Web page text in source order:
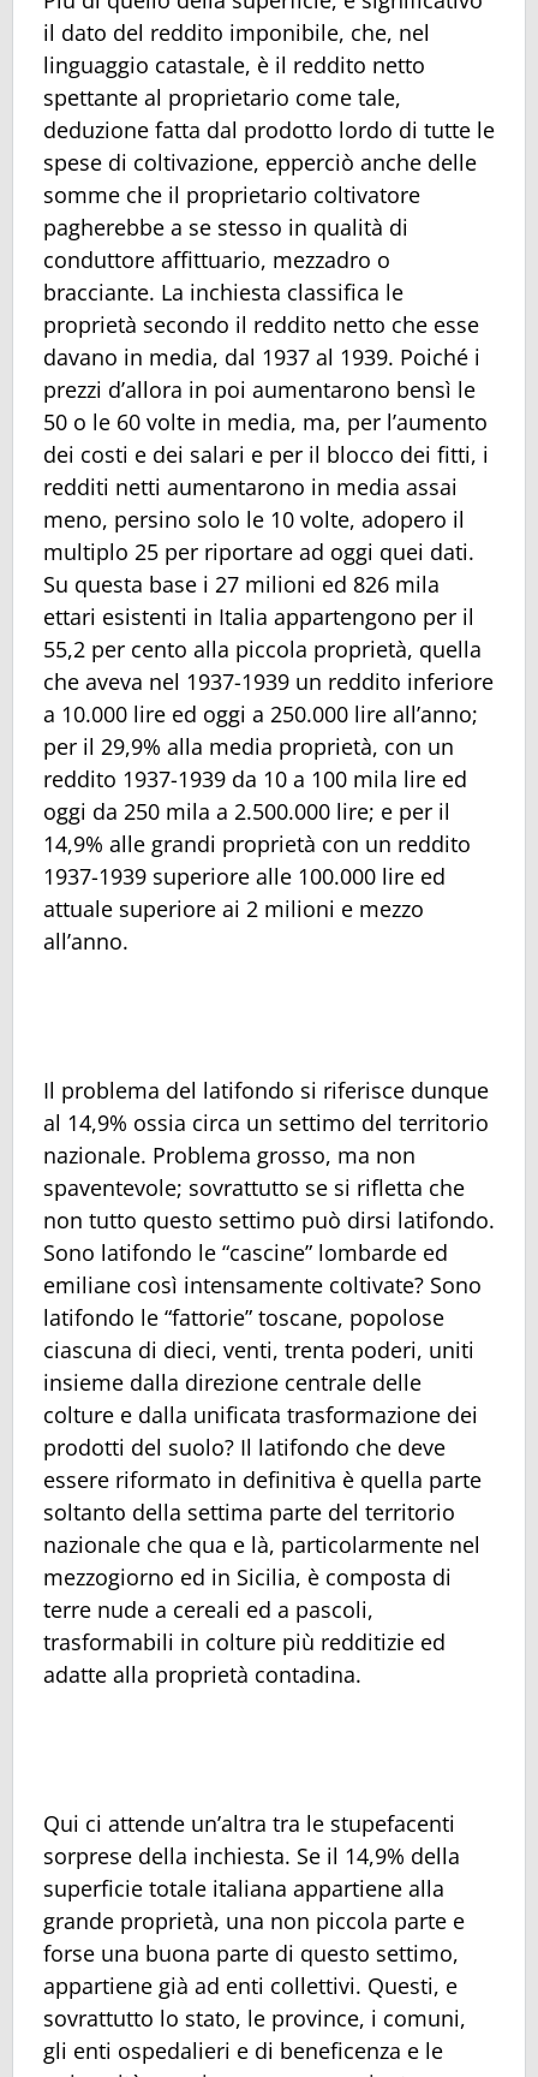
il dato del reddito imponibile, che, nel
linguaggio catastale, è il reddito netto
spettante al proprietario come tale,
deduzione fatta dal prodotto lordo di tutte le
spese di coltivazione, epperciò anche delle
somme che il proprietario coltivatore
pagherebbe a se stesso in qualità di
conduttore affittuario, mezzadro o
bracciante. La inchiesta classifica le
proprietà secondo il reddito netto che esse
davano in media, dal 1937 al 1939. Poiché i
prezzi d’allora in poi aumentarono bensì le
50 o le 60 volte in media, ma, per l’aumento
dei costi e dei salari e per il blocco dei fitti, i
redditi netti aumentarono in media assai
meno, persino solo le 10 volte, adopero il
multiplo 25 per riportare ad oggi quei dati.
Su questa base i 27 milioni ed 826 mila
ettari esistenti in Italia appartengono per il
55,2 per cento alla piccola proprietà, quella
che aveva nel 1937-1939 un reddito inferiore
a 10.000 lire ed oggi a 250.000 lire all’anno;
per il 29,9% alla media proprietà, con un
reddito 1937-1939 da 10 a 100 mila lire ed
oggi da 250 mila a 2.500.000 lire; e per il
14,9% alle grandi proprietà con un reddito
1937-1939 superiore alle 100.000 lire ed
attuale superiore ai 2 milioni e mezzo
all’anno.
Il problema del latifondo si riferisce dunque
al 14,9% ossia circa un settimo del territorio
nazionale. Problema grosso, ma non
spaventevole; sovrattutto se si rifletta che
non tutto questo settimo può dirsi latifondo.
Sono latifondo le “cascine” lombarde ed
emiliane così intensamente coltivate? Sono
latifondo le “fattorie” toscane, popolose
ciascuna di dieci, venti, trenta poderi, uniti
insieme dalla direzione centrale delle
colture e dalla unificata trasformazione dei
prodotti del suolo? Il latifondo che deve
essere riformato in definitiva è quella parte
soltanto della settima parte del territorio
nazionale che qua e là, particolarmente nel
mezzogiorno ed in Sicilia, è composta di
terre nude a cereali ed a pascoli,
trasformabili in colture più redditizie ed
adatte alla proprietà contadina.
Qui ci attende un’altra tra le stupefacenti
sorprese della inchiesta. Se il 14,9% della
superficie totale italiana appartiene alla
grande proprietà, una non piccola parte e
forse una buona parte di questo settimo,
appartiene già ad enti collettivi. Questi, e
sovrattutto lo stato, le province, i comuni,
gli enti ospedalieri e di beneficenza e le